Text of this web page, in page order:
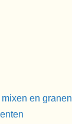
mixen en granen